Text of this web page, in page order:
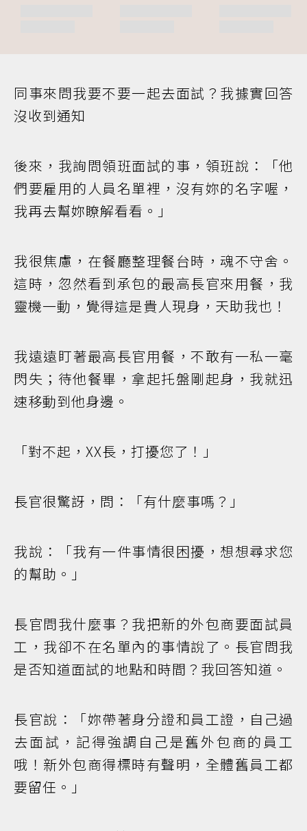
同事來問我要不要一起去面試？我據實回答
沒收到通知
後來，我詢問領班面試的事，領班說：「他
們要雇用的人員名單裡，沒有妳的名字喔，
我再去幫妳瞭解看看。」
我很焦慮，在餐廳整理餐台時，魂不守舍。
這時，忽然看到承包的最高長官來用餐，我
靈機一動，覺得這是貴人現身，天助我也！
我遠遠盯著最高長官用餐，不敢有一私一毫
閃失；待他餐畢，拿起托盤剛起身，我就迅
速移動到他身邊。
「對不起，XX長，打擾您了！」
長官很驚訝，問：「有什麼事嗎？」
我說：「我有一件事情很困擾，想想尋求您
的幫助。」
長官問我什麼事？我把新的外包商要面試員
工，我卻不在名單內的事情說了。長官問我
是否知道面試的地點和時間？我回答知道。
長官說：「妳帶著身分證和員工證，自己過
去面試，記得強調自己是舊外包商的員工
哦！新外包商得標時有聲明，全體舊員工都
要留任。」